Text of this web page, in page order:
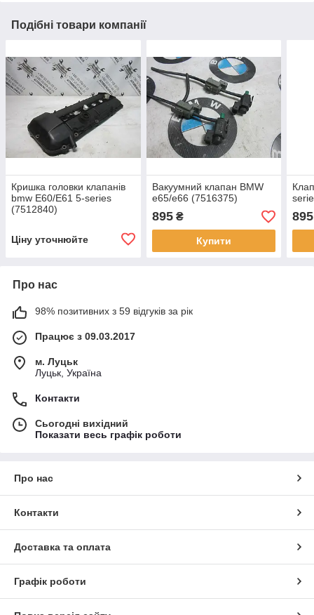
Подібні товари компанії
Кришка головки клапанів
bmw E60/E61 5-series
(7512840)
Ціну уточнюйте
Вакуумний клапан BMW
e65/e66 (7516375)
895₴
Купити
895
Про нас
98% позитивних з 59 відгуків за рік
Працює з 09.03.2017
м. Луцьк
Луцьк, Україна
Контакти
Сьогодні вихідний
Показати весь графік роботи
Про нас
Контакти
Доставка та оплата
Графік роботи